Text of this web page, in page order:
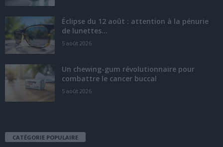
Éclipse du 12 août : attention à la pénurie
de lunettes...
5 août 2026
Un chewing-gum révolutionnaire pour
combattre le cancer buccal
5 août 2026
CATÉGORIE POPULAIRE